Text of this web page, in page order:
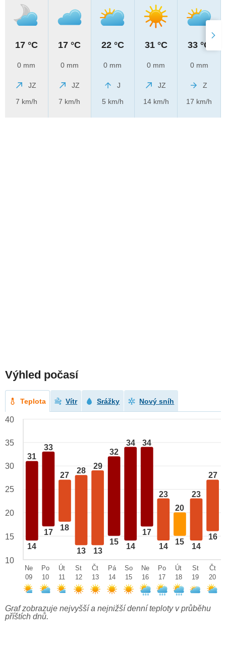
17 °C
0 mm
JZ
7 km/h
17 °C
0 mm
JZ
7 km/h
22 °C
0 mm
J
5 km/h
31 °C
0 mm
JZ
14 km/h
33 °C
0 mm
Z
17 km/h
Výhled počasí
Teplota Vítr Srážky Nový sníh
31
14
33
17
27
18
28
13
29
13
32
15
34
14
34
17
23
14
20
15
23
14
27
16
40
35
30
25
20
15
10
Ne
09
Po
10
Út
11
St
12
Čt
13
Pá
14
So
15
Ne
16
Po
17
Út
18
St
19
Čt
20
Graf zobrazuje nejvyšší a nejnižší denní teploty v průběhu
příštích dnů.